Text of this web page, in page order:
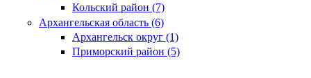
Кольский район (7)
Архангельская область (6)
Архангельск округ (1)
Приморский район (5)